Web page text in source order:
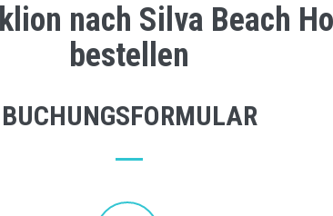
nach Silva Beach
bestellen
BUCHUNGSFORMULAR